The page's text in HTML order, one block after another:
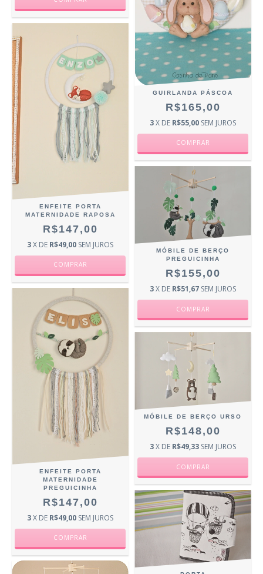
GUIRLANDA PÁSCOA
R$165,00
3X DE R$55,00 SEM JUROS
ENFEITE PORTA
MATERNIDADE RAPOSA
R$147,00
3X DE R$49,00 SEM JUROS
MÓBILE DE BERÇO
PREGUICINHA
R$155,00
3X DE R$51,67 SEM JUROS
ENFEITE PORTA
MATERNIDADE
PREGUICINHA
R$147,00
3X DE R$49,00 SEM JUROS
MÓBILE DE BERÇO URSO
R$148,00
3X DE R$49,33 SEM JUROS